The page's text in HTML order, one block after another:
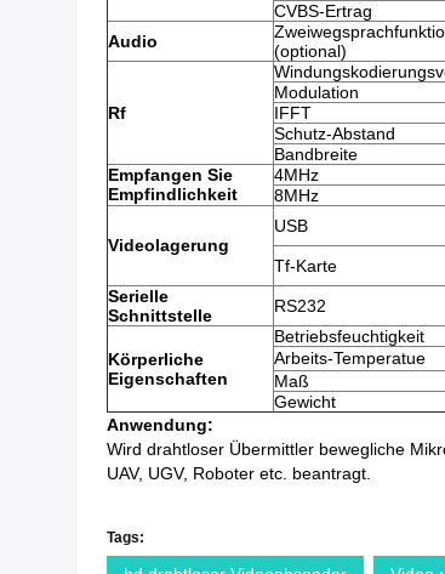
CVBS-Ertrag
Audio
(optional)
Rf
Modulation
IFFT
Schutz-Abstand
Bandbreite
Empfangen Sie
Empfindlichkeit
4MHz
8MHz
Videolagerung
USB
Tf-Karte
Serielle
Schnittstelle
RS232
Körperliche
Eigenschaften
Betriebsfeuchtigkeit
Arbeits-Temperatue
Maß
Gewicht
Anwendung:
Wird drahtloser Übermittler bewegliche
UAV, UGV, Roboter etc. beantragt.
Tags: